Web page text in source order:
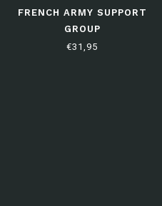
FRENCH ARMY SUPPORT
GROUP
€31,95